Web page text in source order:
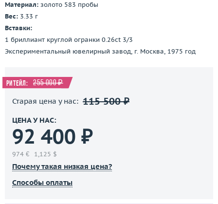
Материал: золото 583 пробы
Вес: 3.33 г
Вставки:
1 бриллиант круглой огранки 0.26ct 3/3
Экспериментальный ювелирный завод, г. Москва, 1975 год
Ритейл: 255 000 ₽
Старая цена у нас: 115 500 ₽
ЦЕНА У НАС:
92 400 ₽
974 € 1,125 $
Почему такая низкая цена?
Способы оплаты